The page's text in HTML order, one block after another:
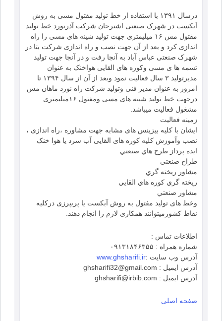
درسال ۱۳۹۱ با استفاده از خط تولید مفتول مسی به روش
آبکست در شهرک صنعتی اشترجان شرکت آذرنورد خط تولید
مفتول مس ۱۶ میلیمتری جهت تولید شینه های مسی را راه
اندازی کرد و بعد از آن جهت نصب و راه اندازی شرکت بتا در
شهرک صنعتی عباس آباد به آنجا رفت و در آنجا جهت تولید
تسمه ها ی مسی وکوره های القایی هواخنک به عنوان
مدیرتولید ۳ سال فعالیت نمود وبعد از آن از سال ۱۳۹۴ تا
امروز به عنوان مدیر فنی وتولید شرکت راه نورد ماهان مس
درجهت خط تولید شینه های مسی ومفتول ۱۶میلیمتری
مشغول فعالیت میباشد.
زمینه فعالیت
ایشان با کلیه بیزینس های مشابه جهت مشاوره ،راه اندازی ،
نصب وآموزش کلیه کوره های القایی آب سرد یا هوا خنک
ايده پرداز طرح هاي صنعتي
طراح صنعتي
مشاور ريخته گري
ريخته گري كوره هاي القايي
مشاور صنعتي
وخط های تولید مفتول به روش آبکست یا پریپرزی درکلیه
نقاط کشورمیتوانند همکاری لازم را انجام دهند.
اطلاعات تماس :
شماره همراه : ۰۹۱۳۱۸۴۶۳۵۵
آدرس وب سایت :www.ghsharifi.ir
آدرس ایمیل : ghsharifi32@gmail.com
آدرس ایمیل : ghsharifi@irbib.com
صفحه اصلی